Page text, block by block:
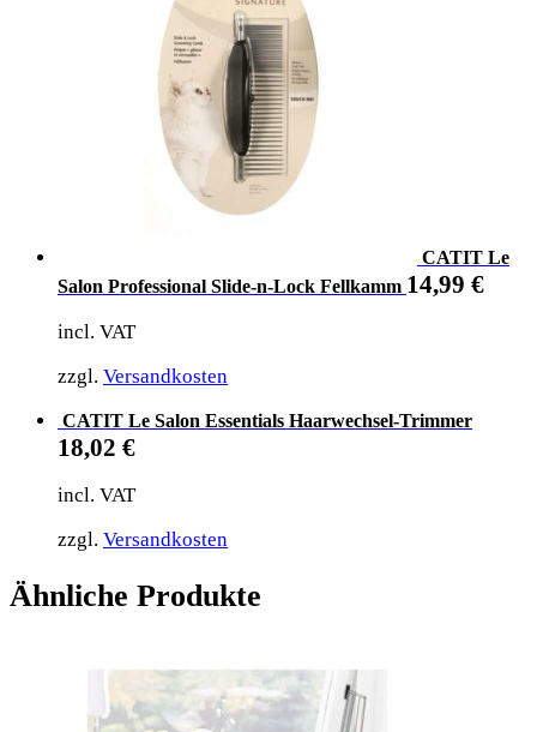
CATIT Le
Salon Professional Slide-n-Lock Fellkamm 14,99 €
incl. VAT
zzgl. Versandkosten
CATIT Le Salon Essentials Haarwechsel-Trimmer
18,02 €
incl. VAT
zzgl. Versandkosten
Ähnliche Produkte